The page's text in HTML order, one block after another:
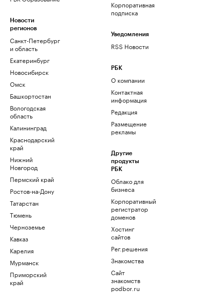
Новости
регионов
Санкт-Петербург
и область
Екатеринбург
Новосибирск
Омск
Башкортостан
Вологодская
область
Калининград
Краснодарский
край
Нижний
Новгород
Пермский край
Ростов-на-Дону
Татарстан
Тюмень
Черноземье
Кавказ
Карелия
Мурманск
Приморский
край
Корпоративная
подписка
Уведомления
RSS Новости
РБК
О компании
Контактная
информация
Редакция
Размещение
рекламы
Другие
продукты
РБК
Облако для
бизнеса
Корпоративный
регистратор
доменов
Хостинг
сайтов
Рег.решения
Знакомства
Сайт
знакомств
podbor.ru